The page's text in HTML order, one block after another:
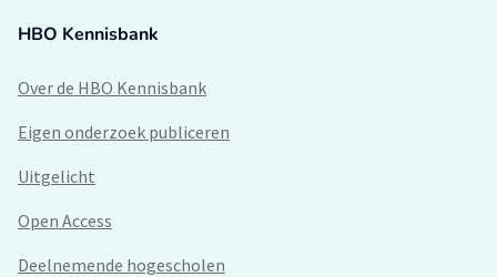
HBO Kennisbank
Over de HBO Kennisbank
Eigen onderzoek publiceren
Uitgelicht
Open Access
Deelnemende hogescholen